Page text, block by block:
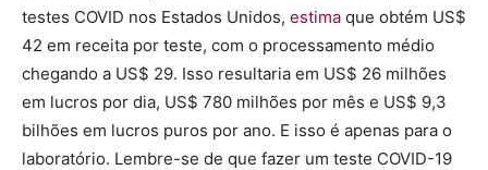
testes COVID nos Estados Unidos, estima que obtém US$
42 em receita por teste, com o processamento médio
chegando a US$ 29. Isso resultaria em US$ 26 milhões
em lucros por dia, US$ 780 milhões por mês e US$ 9,3
bilhões em lucros puros por ano. E isso é apenas para o
laboratório. Lembre-se de que fazer um teste COVID-19